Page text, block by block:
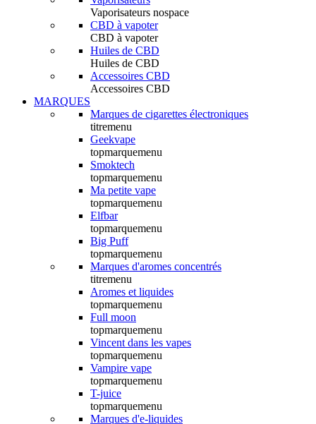
Vaporisateurs nospace
CBD à vapoter
CBD à vapoter
Huiles de CBD
Huiles de CBD
Accessoires CBD
Accessoires CBD
MARQUES
Marques de cigarettes électroniques
titremenu
Geekvape
topmarquemenu
Smoktech
topmarquemenu
Ma petite vape
topmarquemenu
Elfbar
topmarquemenu
Big Puff
topmarquemenu
Marques d'aromes concentrés
titremenu
Aromes et liquides
topmarquemenu
Full moon
topmarquemenu
Vincent dans les vapes
topmarquemenu
Vampire vape
topmarquemenu
T-juice
topmarquemenu
Marques d'e-liquides